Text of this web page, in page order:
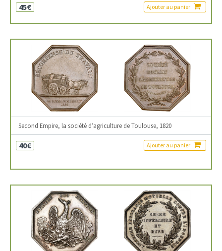
45€ Ajouter au panier
Second Empire, la société d’agriculture de Toulouse, 1820
40€ Ajouter au panier